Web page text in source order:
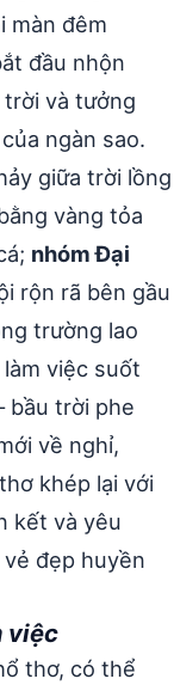
màn đêm
đầu nhộn
trời và tưởng
ngàn sao.
giữa trời lồng
vàng tỏa
nhóm Đại
rộn rã bên gầu
trường lao
việc suốt
bầu trời phe
về nghỉ,
khép lại với
kết và yêu
đẹp huyền
việc
thơ, có thể